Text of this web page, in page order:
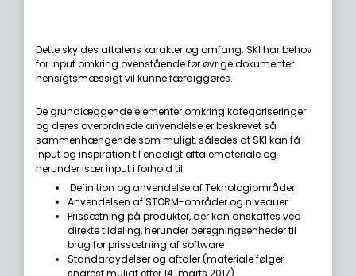
Dette skyldes aftalens karakter og omfang. SKI har behov
for input omkring ovenstående før øvrige dokumenter
hensigtsmæssigt vil kunne færdiggøres.
De grundlæggende elementer omkring kategoriseringer
og deres overordnede anvendelse er beskrevet så
sammenhængende som muligt, således at SKI kan få
input og inspiration til endeligt aftalemateriale og
herunder især input i forhold til:
Definition og anvendelse af Teknologiområder
Anvendelsen af STORM-områder og niveauer
Prissætning på produkter, der kan anskaffes ved
direkte tildeling, herunder beregningsenheder til
brug for prissætning af software
Standardydelser og aftaler (materiale følger
snarest muligt efter 14. marts 2017)